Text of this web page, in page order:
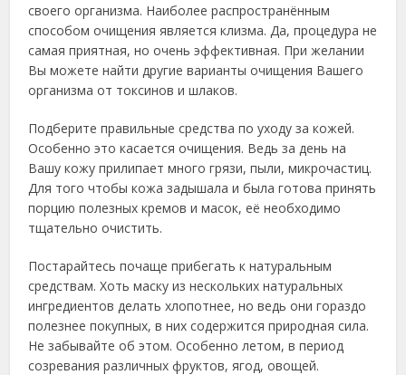
своего организма. Наиболее распространённым
способом очищения является клизма. Да, процедура не
самая приятная, но очень эффективная. При желании
Вы можете найти другие варианты очищения Вашего
организма от токсинов и шлаков.
Подберите правильные средства по уходу за кожей.
Особенно это касается очищения. Ведь за день на
Вашу кожу прилипает много грязи, пыли, микрочастиц.
Для того чтобы кожа задышала и была готова принять
порцию полезных кремов и масок, её необходимо
тщательно очистить.
Постарайтесь почаще прибегать к натуральным
средствам. Хоть маску из нескольких натуральных
ингредиентов делать хлопотнее, но ведь они гораздо
полезнее покупных, в них содержится природная сила.
Не забывайте об этом. Особенно летом, в период
созревания различных фруктов, ягод, овощей.